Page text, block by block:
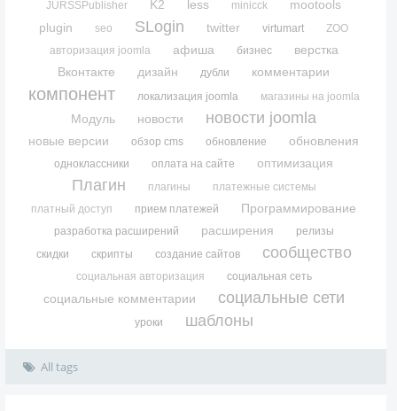
JURSSPublisher K2 less minicck
mootools
plugin
seo SLogin twitter virtumart
ZOO
авторизация joomla
афиша бизнес
верстка
Вконтакте
дизайн дубли комментарии
компонент локализация joomla магазины на joomla
Модуль новости новости joomla
новые версии обзор cms обновление обновления
одноклассники оплата на сайте оптимизация
Плагин плагины
платежные системы
платный доступ
прием платежей Программирование
разработка расширений расширения
релизы
скидки
скрипты создание сайтов сообщество
социальная авторизация социальная сеть
социальные комментарии социальные сети
уроки шаблоны
All tags